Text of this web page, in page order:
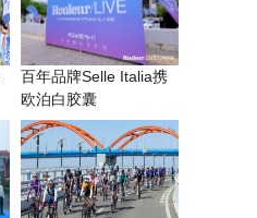
百年品牌Selle Italia携
欧泊白胶囊